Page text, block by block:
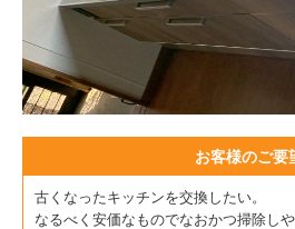
お客様のご要
古くなったキッチンを交換したい。
なるべく安価なものでなおかつ掃除し